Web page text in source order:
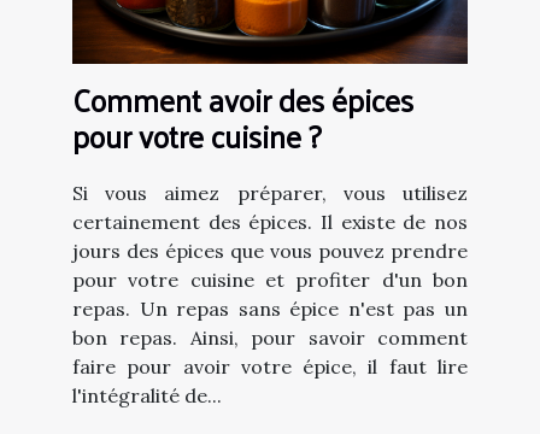
Comment avoir des épices
pour votre cuisine ?
Si vous aimez préparer, vous utilisez
certainement des épices. Il existe de nos
jours des épices que vous pouvez prendre
pour votre cuisine et profiter d'un bon
repas. Un repas sans épice n'est pas un
bon repas. Ainsi, pour savoir comment
faire pour avoir votre épice, il faut lire
l'intégralité de...